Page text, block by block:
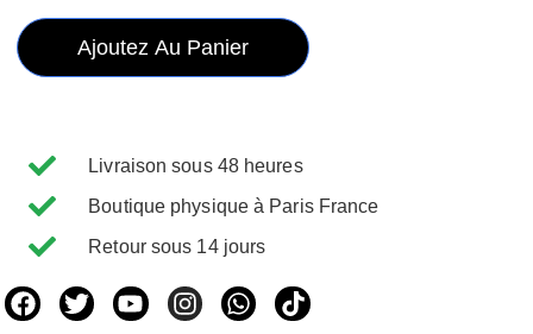
Ajoutez Au Panier
Livraison sous 48 heures
Boutique physique à Paris France
Retour sous 14 jours